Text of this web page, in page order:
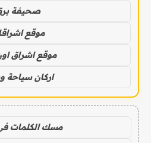
صحيفة
موقع
موقع اشراق
اركان سياحة
مسك الكلمات